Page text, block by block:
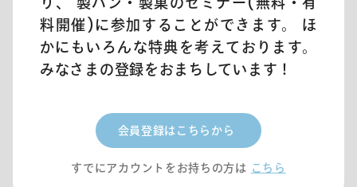
料開催)に参加することができます。 ほ
かにもいろんな特典を考えております。
みなさまの登録をおまちしています！
会員登録はこちらから
すでにアカウントをお持ちの方は こちら